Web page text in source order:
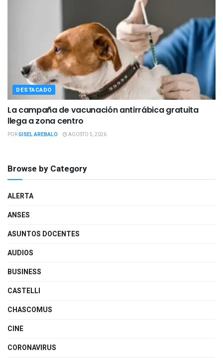
DESTACADO
La campaña de vacunación antirrábica gratuita
llega a zona centro
PORGISEL AREBALO AGOSTO 5, 2026
Browse by Category
ALERTA
ANSES
ASUNTOS DOCENTES
AUDIOS
BUSINESS
CASTELLI
CHASCOMUS
CINE
CORONAVIRUS